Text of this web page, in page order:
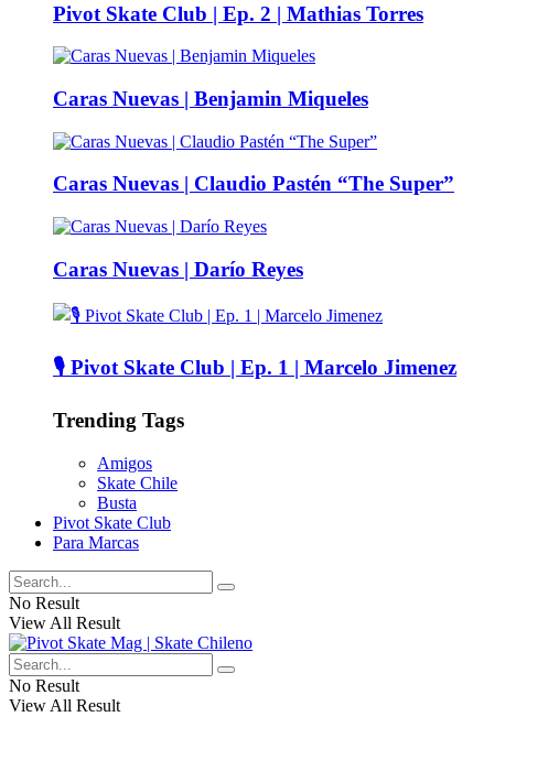
Pivot Skate Club | Ep. 2 | Mathias Torres
Caras Nuevas | Benjamin Miqueles
Caras Nuevas | Claudio Pastén “The Super”
Caras Nuevas | Darío Reyes
🎙️ Pivot Skate Club | Ep. 1 | Marcelo Jimenez
Trending Tags
Amigos
Skate Chile
Busta
Pivot Skate Club
Para Marcas
No Result
View All Result
No Result
View All Result